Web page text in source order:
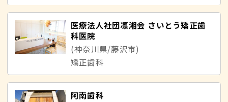
医療法人社団凛湘会 さいとう矯正歯
科医院
(神奈川県/藤沢市)
矯正歯科
阿南歯科